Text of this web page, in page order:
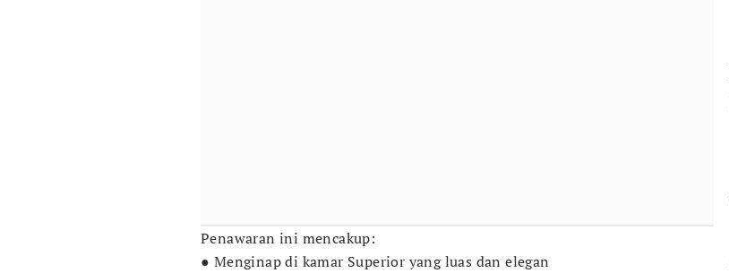
Penawaran ini mencakup:
● Menginap di kamar Superior yang luas dan elegan